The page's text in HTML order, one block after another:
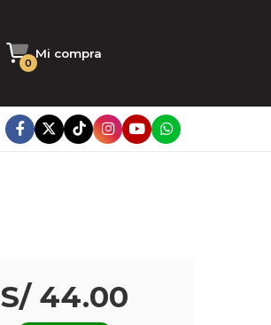
Mi compra
0
S/ 44.00